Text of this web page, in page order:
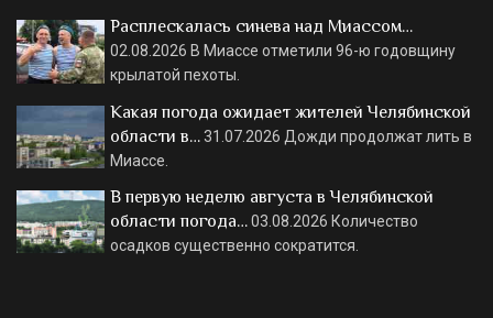
Расплескалась синева над Миассом…
02.08.2026 В Миассе отметили 96-ю годовщину
крылатой пехоты.
Какая погода ожидает жителей Челябинской
области в…31.07.2026 Дожди продолжат лить в
Миассе.
В первую неделю августа в Челябинской
области погода…03.08.2026 Количество
осадков существенно сократится.